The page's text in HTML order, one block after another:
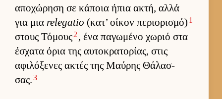
αποχώρηση σε κάποια ήπια ακτή, αλλά
για μια relegatio (κατ’ οί­κον περιο­ρισμό) 1
στους Τόμους2 , ένα παγωμένο χωριό στα
έσχατα όρια της αυ­τοκρατορίας, στις
αφιλόξενες ακτές της Μαύ­ρης Θάλασ­
σας.3